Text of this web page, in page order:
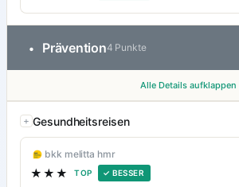
• Prävention4 Punkte
Alle Details aufklappen
Gesundheitsreisen
bkk melitta hmr
★★★ TOP ✓ BESSER